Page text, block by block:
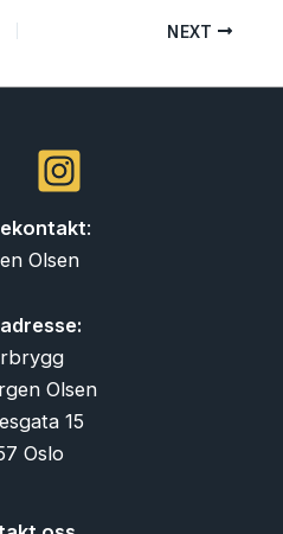
NEXT
:
Olsen
Olsen
15
Oslo